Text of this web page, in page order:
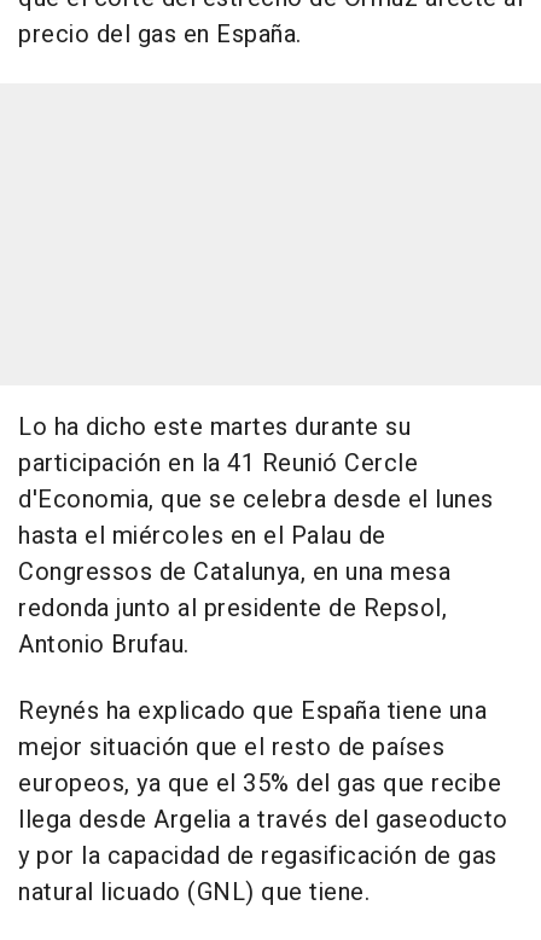
precio del gas en España.
Lo ha dicho este martes durante su
participación en la 41 Reunió Cercle
d'Economia, que se celebra desde el lunes
hasta el miércoles en el Palau de
Congressos de Catalunya, en una mesa
redonda junto al presidente de Repsol,
Antonio Brufau.
Reynés ha explicado que España tiene una
mejor situación que el resto de países
europeos, ya que el 35% del gas que recibe
llega desde Argelia a través del gaseoducto
y por la capacidad de regasificación de gas
natural licuado (GNL) que tiene.